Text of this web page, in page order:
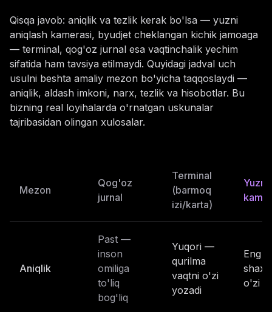
Qisqa javob: aniqlik va tezlik kerak bo'lsa — yuzni
aniqlash kamerasi, byudjet cheklangan kichik jamoaga
— terminal, qog'oz jurnal esa vaqtinchalik yechim
sifatida ham tavsiya etilmaydi. Quyidagi jadval uch
usulni beshta amaliy mezon bo'yicha taqqoslaydi —
aniqlik, aldash imkoni, narx, tezlik va hisobotlar. Bu
bizning real loyihalarda o'rnatgan uskunalar
tajribasidan olingan xulosalar.
Mezon
Qog'oz
jurnal
Terminal
(barmoq
izi/karta)
Yuzni
Aniqlik
Past —
inson
omiliga
to'liq
bog'liq
Yuqori —
qurilma
vaqtni o'zi
yozadi
Eng
o'zi